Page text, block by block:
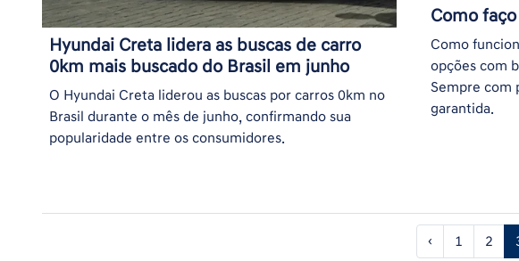
Hyundai Creta lidera as buscas de carro
0km mais buscado do Brasil em junho
O Hyundai Creta liderou as buscas por carros 0km no
Brasil durante o mês de junho, confirmando sua
popularidade entre os consumidores.
Como
Como
opções com
Sempre com
garantida.
‹ 1 2